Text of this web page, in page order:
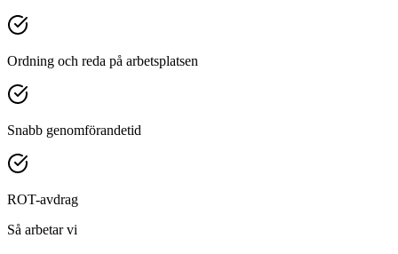
Ordning och reda på arbetsplatsen
Snabb genomförandetid
ROT-avdrag
Så arbetar vi